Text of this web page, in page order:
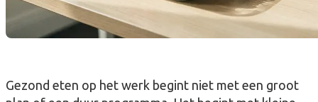
Gezond eten op het werk begint niet met een groot